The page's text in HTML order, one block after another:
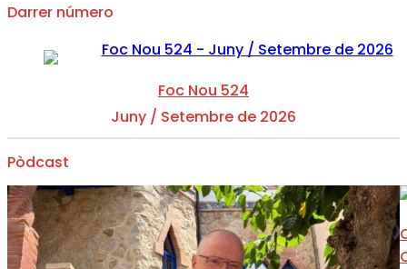
Darrer número
Foc Nou 524
Juny / Setembre de 2026
Pòdcast